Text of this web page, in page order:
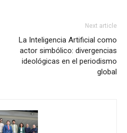
Next article
La Inteligencia Artificial como
actor simbólico: divergencias
ideológicas en el periodismo
global